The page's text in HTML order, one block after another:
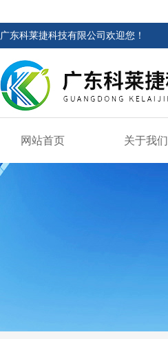
广东科莱捷科技有限公司欢迎您！
网站首页 关于我们